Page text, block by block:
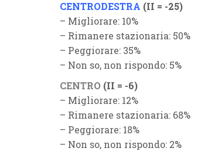
CENTRODESTRA (II = -25)
– Migliorare: 10%
– Rimanere stazionaria: 50%
– Peggiorare: 35%
– Non so, non rispondo: 5%
CENTRO (II = -6)
– Migliorare: 12%
– Rimanere stazionaria: 68%
– Peggiorare: 18%
– Non so, non rispondo: 2%